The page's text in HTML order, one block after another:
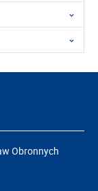
Obronnych